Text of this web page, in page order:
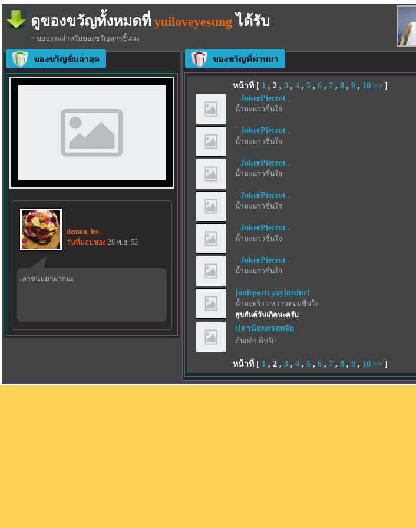
ดูของขวัญทั้งหมดที่ yuiloveyesung ได้รับ
> ขอบคุณสำหรับของขวัญทุกๆชิ้นนะ
demon_leo.
วันที่มอบของ 28 พ.ย. 52
เอาขนมมาฝากนะ
หน้าที่ [ 1 , 2 , 3 , 4 , 5 , 6 , 7 , 8 , 9 , 10 >> ]
` JokerPierrot .
น้ำมะนาวชื่นใจ
` JokerPierrot .
น้ำมะนาวชื่นใจ
` JokerPierrot .
น้ำมะนาวชื่นใจ
` JokerPierrot .
น้ำมะนาวชื่นใจ
` JokerPierrot .
น้ำมะนาวชื่นใจ
` JokerPierrot .
น้ำมะนาวชื่นใจ
jonisporn yayimsinri
น้ำมะพร้าว หวานหอมชื่นใจ
สุขสันต์วันเกิดนะครับ
ปลาน้อยกรอยจัย
ต้นกล้า ต้นรัก
หน้าที่ [ 1 , 2 , 3 , 4 , 5 , 6 , 7 , 8 , 9 , 10 >> ]